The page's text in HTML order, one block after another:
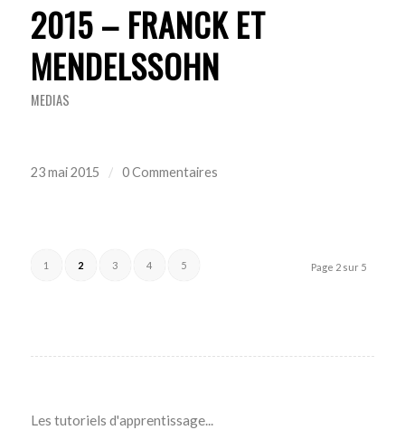
2015 – FRANCK ET
MENDELSSOHN
MEDIAS
23 mai 2015 / 0 Commentaires
Page 2 sur 5
1 2 3 4 5
Les tutoriels d'apprentissage...